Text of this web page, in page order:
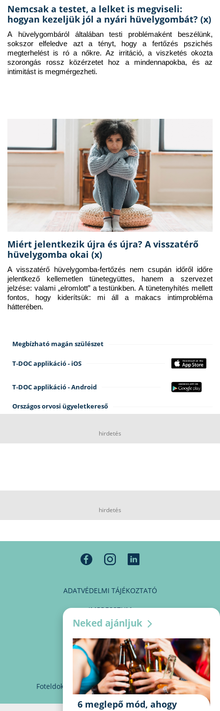
Nemcsak a testet, a lelket is megviseli:
hogyan kezeljük jól a nyári hüvelygombát? (x)
A hüvelygombáról általában testi problémaként beszélünk,
sokszor elfeledve azt a tényt, hogy a fertőzés pszichés
megterhelést is ró a nőkre. Az irritáció, a viszketés okozta
szorongás rossz közérzetet hoz a mindennapokba, és az
intimitást is megmérgezheti.
Miért jelentkezik újra és újra? A visszatérő
hüvelygomba okai (x)
A visszatérő hüvelygomba-fertőzés nem csupán időről időre
jelentkező kellemetlen tünetegyüttes, hanem a szervezet
jelzése: valami „elromlott” a testünkben. A tünetenyhítés mellett
fontos, hogy kiderítsük: mi áll a makacs intimprobléma
hátterében.
Megbízható magán szülészet
T-DOC applikáció - iOS
T-DOC applikáció - Android
Országos orvosi ügyeletkereső
hirdetés
hirdetés
ADATVÉDELMI TÁJÉKOZTATÓ
IMPRESSZUM
MÉDIAAJÁNLAT
PARTNEREINK
KAPCSOLAT
Foteldoki info@foteldoki.hu Süti beállítások
Neked ajánljuk
6 meglepő mód, ahogy